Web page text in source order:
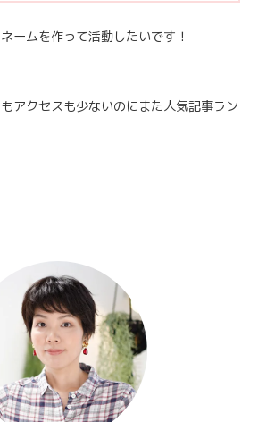
ームを作って活動したいです！
アクセスも少ないのにまた人気記事ラン